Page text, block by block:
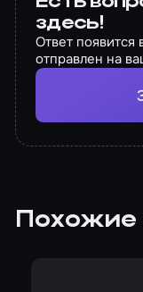
здесь!
Ответ
отправлен на
Похожие